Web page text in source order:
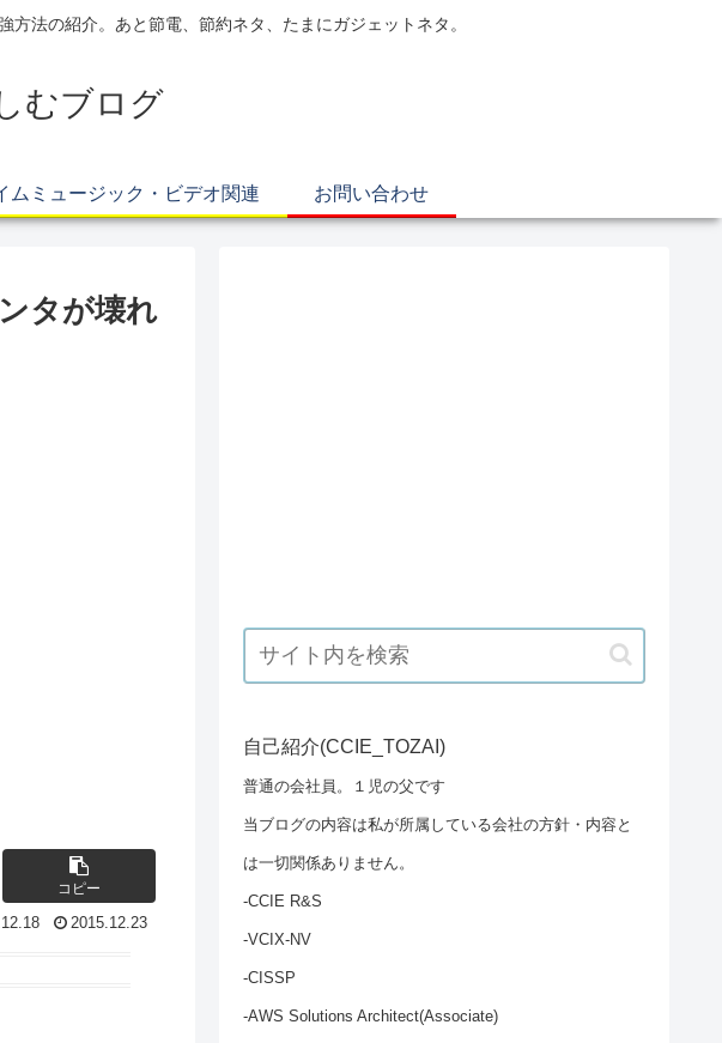
法の紹介。あと節電、節約ネタ、たまにガジェットネタ。
むブログ
ムミュージック・ビデオ関連 お問い合わせ
タが壊れ
コピー
2015.12.23
自己紹介(CCIE_TOZAI)
普通の会社員。１児の父です
当ブログの内容は私が所属している会社の方針・内容と
は一切関係ありません。
-CCIE R&S
-VCIX-NV
-CISSP
-AWS Solutions Architect(Associate)